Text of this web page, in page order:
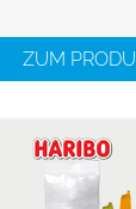
ZUM